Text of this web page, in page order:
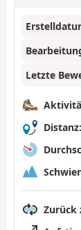
Letzte
Distanz:
Zurück